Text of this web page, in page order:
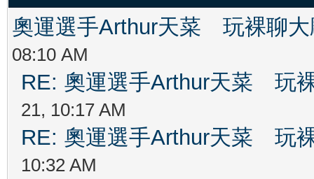
奧運選手Arthur天菜 玩裸聊大
08:10 AM
RE: 奧運選手Arthur天菜 玩
21, 10:17 AM
RE: 奧運選手Arthur天菜 玩
10:32 AM